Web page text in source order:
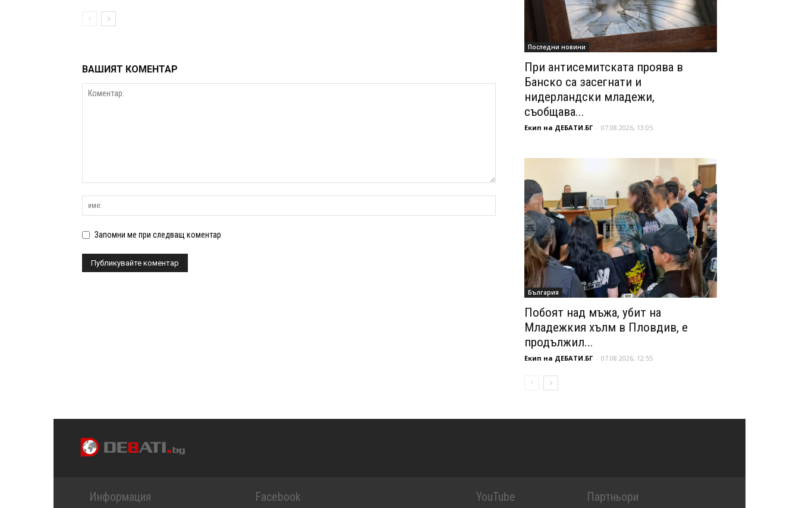
ВАШИЯТ КОМЕНТАР
Запомни ме при следващ коментар
Последни новини
При антисемитската проява в
Банско са засегнати и
нидерландски младежи,
съобщава...
Екип на ДЕБАТИ.БГ - 07.08.2026, 13:05
България
Побоят над мъжа, убит на
Младежкия хълм в Пловдив, е
продължил...
Екип на ДЕБАТИ.БГ - 07.08.2026, 12:55
Информация Facebook YouTube Партньори